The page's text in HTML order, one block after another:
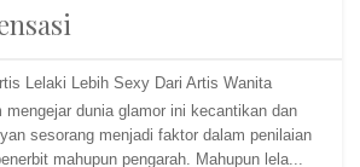
Lelaki Lebih Sexy Dari Artis Wanita
mengejar dunia glamor ini kecantikan dan
sesorang menjadi faktor dalam penilaian
mahupun pengarah. Mahupun lela...